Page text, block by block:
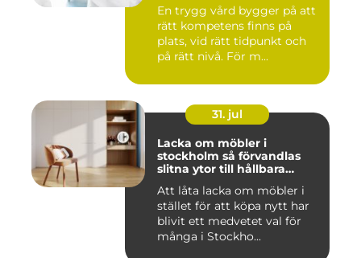
En trygg vård bygger på att
rätt kompetens finns på
plats, vid rätt tidpunkt och
på rätt nivå. För m...
31. jul
Lacka om möbler i
stockholm så förvandlas
slitna ytor till hållbara
Att låta lacka om möbler i
stället för att köpa nytt har
blivit ett medvetet val för
många i Stockho...